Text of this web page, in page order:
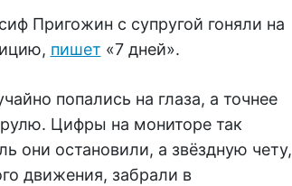
Пригожин с супругой гоняли на
пишет «7 дней».
попались на глаза, а точнее
Цифры на мониторе так
они остановили, а звёздную чету,
движения, забрали в